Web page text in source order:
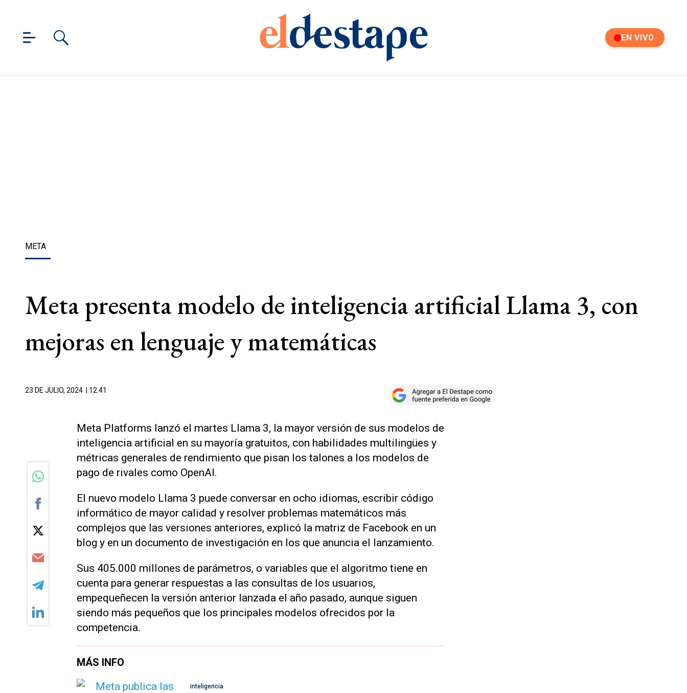
EN VIVO
META
Meta presenta modelo de inteligencia artificial Llama 3, con
mejoras en lenguaje y matemáticas
23 DE JULIO, 2024 | 12.41
Meta Platforms lanzó el martes Llama 3, la mayor versión de sus modelos de
inteligencia artificial en su mayoría gratuitos, con habilidades multilingües y
métricas generales de rendimiento que pisan los talones a los modelos de
pago de rivales como OpenAI.
El nuevo modelo Llama 3 puede conversar en ocho idiomas, escribir código
informático de mayor calidad y resolver problemas matemáticos más
complejos que las versiones anteriores, explicó la matriz de Facebook en un
blog y en un documento de investigación en los que anuncia el lanzamiento.
Sus 405.000 millones de parámetros, o variables que el algoritmo tiene en
cuenta para generar respuestas a las consultas de los usuarios,
empequeñecen la versión anterior lanzada el año pasado, aunque siguen
siendo más pequeños que los principales modelos ofrecidos por la
competencia.
MÁS INFO
inteligencia